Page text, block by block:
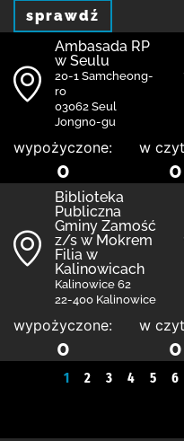
sprawdź
Ambasada RP
w Seulu
20-1 Samcheong-
ro
03062 Seul
Jongno-gu
wypożyczone:
0
w
0
Biblio­teka
Publiczna
Gminy Zamość
z/s w Mokrem
Filia w
Kalinowicach
Kalinowice 62
22-400 Kalinowice
wypożyczone:
0
w
0
1 2 3 4 5 6